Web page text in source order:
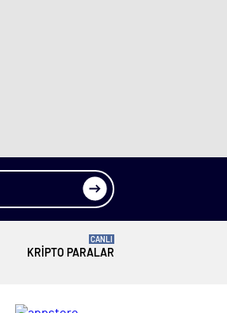
KRIPTO PARALAR
CANLI